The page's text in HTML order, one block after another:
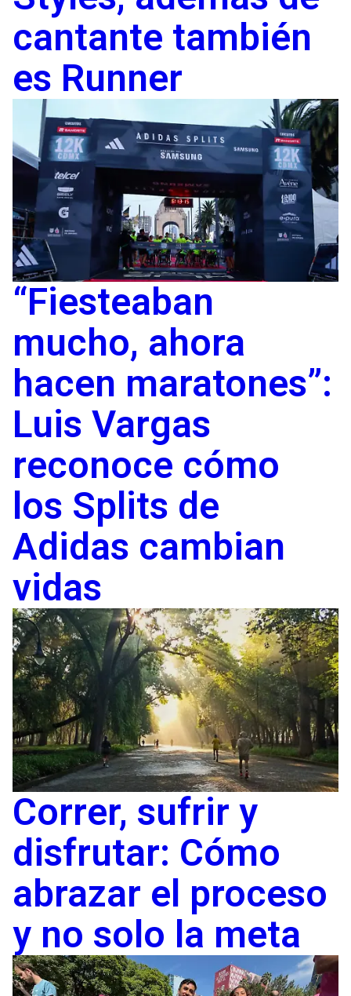
cantante también
es Runner
“Fiesteaban
mucho, ahora
hacen maratones”:
Luis Vargas
reconoce cómo
los Splits de
Adidas cambian
vidas
Correr, sufrir y
disfrutar: Cómo
abrazar el proceso
y no solo la meta